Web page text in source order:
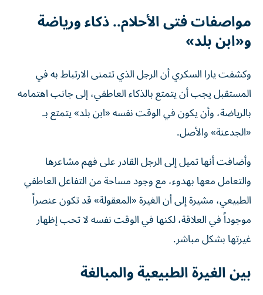
مواصفات فتى الأحلام.. ذكاء ورياضة
و«ابن بلد»
وكشفت يارا السكري أن الرجل الذي تتمنى الارتباط به في
المستقبل يجب أن يتمتع بالذكاء العاطفي، إلى جانب اهتمامه
بالرياضة، وأن يكون في الوقت نفسه «ابن بلد» يتمتع بـ
«الجدعنة» والأصل.
وأضافت أنها تميل إلى الرجل القادر على فهم مشاعرها
والتعامل معها بهدوء، مع وجود مساحة من التفاعل العاطفي
الطبيعي، مشيرة إلى أن الغيرة «المعقولة» قد تكون عنصراً
موجوداً في العلاقة، لكنها في الوقت نفسه لا تحب إظهار
غيرتها بشكل مباشر.
بين الغيرة الطبيعية والمبالغة